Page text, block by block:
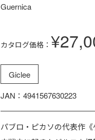
Guernica
カタログ価格：
Giclee
JAN：4941567630223
パブロ・ピカソの代表作